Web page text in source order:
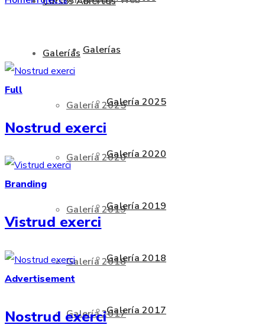
Galerías
Galería 2025
Galería 2020
Galería 2019
Galería 2018
Galería 2017
Galerías
Galería 2025
Galería 2020
Galería 2019
Galería 2018
Galería 2017
Full
Nostrud exerci
Branding
Vistrud exerci
Advertisement
Nostrud exerci